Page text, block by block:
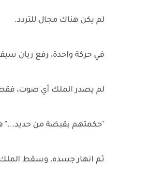
لم يكن هناك مجال للتردد.
في حركة واحدة، رفع ريان
لم يصدر الملك أي صوت، فقط
"حكمتهم بقبضة من حديد..."
ثم انهار جسده، وسقط الملك